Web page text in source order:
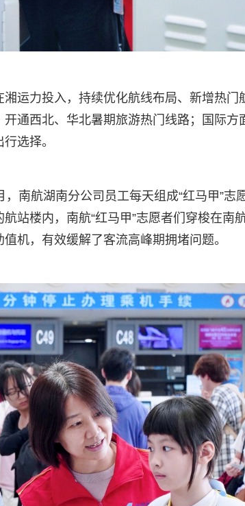
运力投入，持续优化航线布局、新增热门
通西北、华北暑期旅游热门线路；国际方
选择。
南航湖南分公司员工每天组成“红马甲”志
站楼内，南航“红马甲”志愿者们穿梭在南
机，有效缓解了客流高峰期拥堵问题。